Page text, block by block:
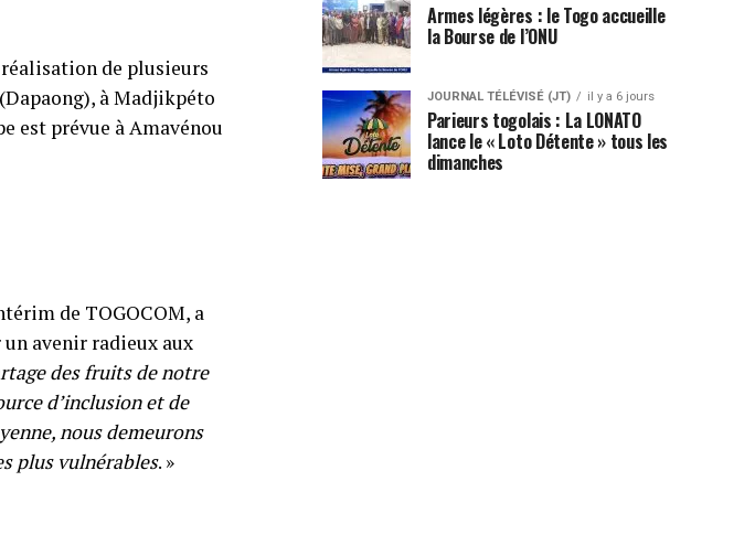
de plusieurs
à Madjikpéto
est prévue à Amavénou
de TOGOCOM, a
avenir radieux aux
des fruits de notre
d’inclusion et de
nous demeurons
plus vulnérables. »
Armes légères : le Togo accueille
la Bourse de l’ONU
JOURNAL TÉLÉVISÉ (JT) il y a 6 jours
Parieurs togolais : La LONATO
lance le « Loto Détente » tous les
dimanches